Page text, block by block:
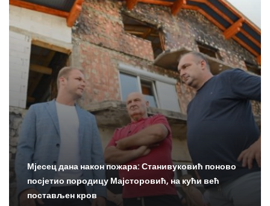
Мјесец дана након пожара: Станивуковић поново
посјетио породицу Мајсторовић, на кући већ
постављен кров